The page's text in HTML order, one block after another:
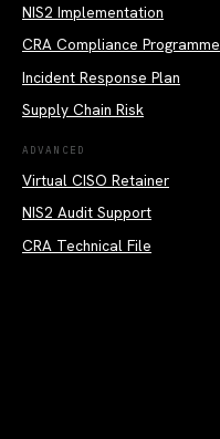
NIS2 Implementation
CRA Compliance Programme
Incident Response Plan
Supply Chain Risk
ADVANCED
Virtual CISO Retainer
NIS2 Audit Support
CRA Technical File